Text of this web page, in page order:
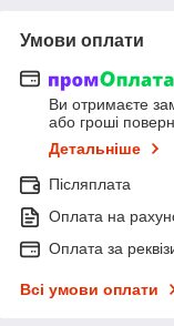
Умови оплати
Ви отримаєте
або гроші
Детальніше
Післяплата
Оплата на
Оплата за
Всі умови оплати